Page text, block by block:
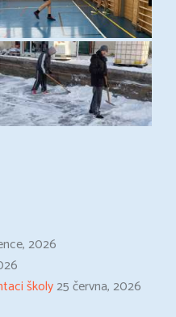
2026
školy25 června, 2026